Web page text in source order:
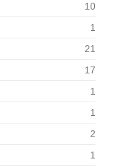
10
1
21
17
1
1
2
1